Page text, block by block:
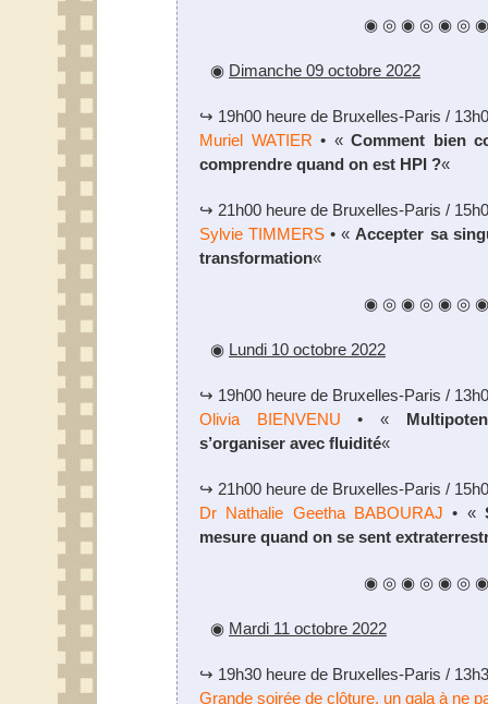
◉ ◎ ◉ ◎ ◉ ◎
◉ Dimanche 09 octobre 2022
↪ 19h00 heure de Bruxelles-Paris /
Muriel WATIER • «Comment bien
comprendre quand on est HPI ?«
↪ 21h00 heure de Bruxelles-Paris /
Sylvie TIMMERS • «Accepter sa
transformation«
◉ ◎ ◉ ◎ ◉ ◎
◉ Lundi 10 octobre 2022
↪ 19h00 heure de Bruxelles-Paris /
Olivia BIENVENU • «
s’organiser avec fluidité«
↪ 21h00 heure de Bruxelles-Paris /
Dr Nathalie Geetha BABOURAJ • «
mesure quand on se sent
◉ ◎ ◉ ◎ ◉ ◎
◉ Mardi 11 octobre 2022
↪ 19h30 heure de Bruxelles-Paris /
Grande soirée de clôture, un gala à ne